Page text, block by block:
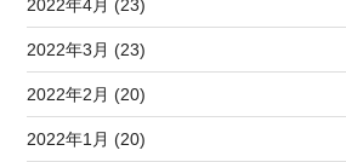
2022年4月 (23)
2022年3月 (23)
2022年2月 (20)
2022年1月 (20)